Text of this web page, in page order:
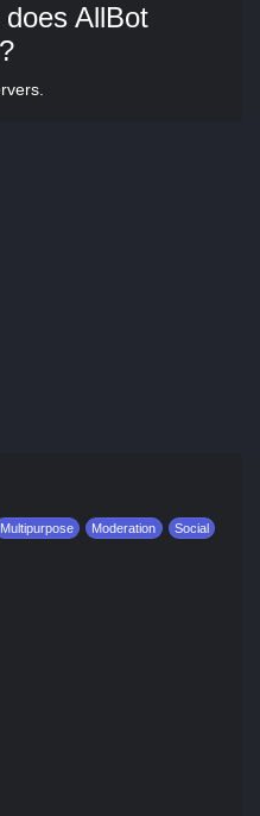
AllBot
Multipurpose Moderation
Social